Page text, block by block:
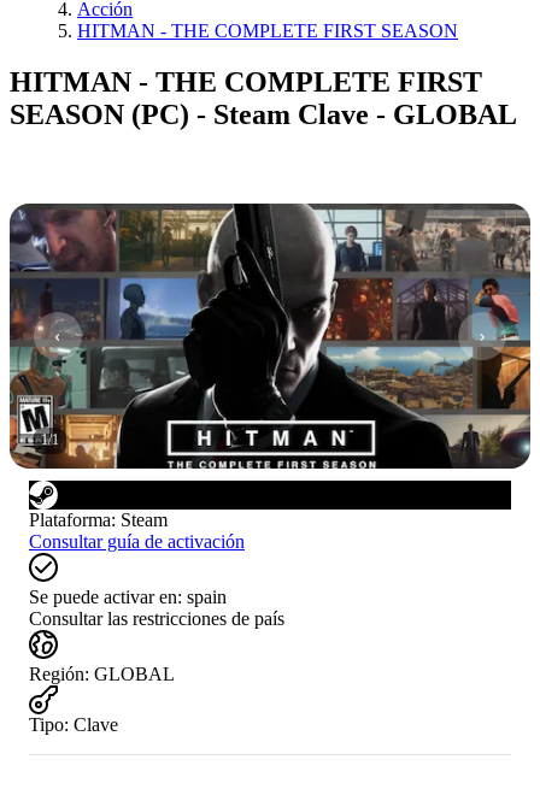
Acción
HITMAN - THE COMPLETE FIRST SEASON
HITMAN - THE COMPLETE FIRST
SEASON (PC) - Steam Clave - GLOBAL
1/1
Plataforma: Steam
Consultar guía de activación
Se puede activar en: spain
Consultar las restricciones de país
Región: GLOBAL
Tipo: Clave